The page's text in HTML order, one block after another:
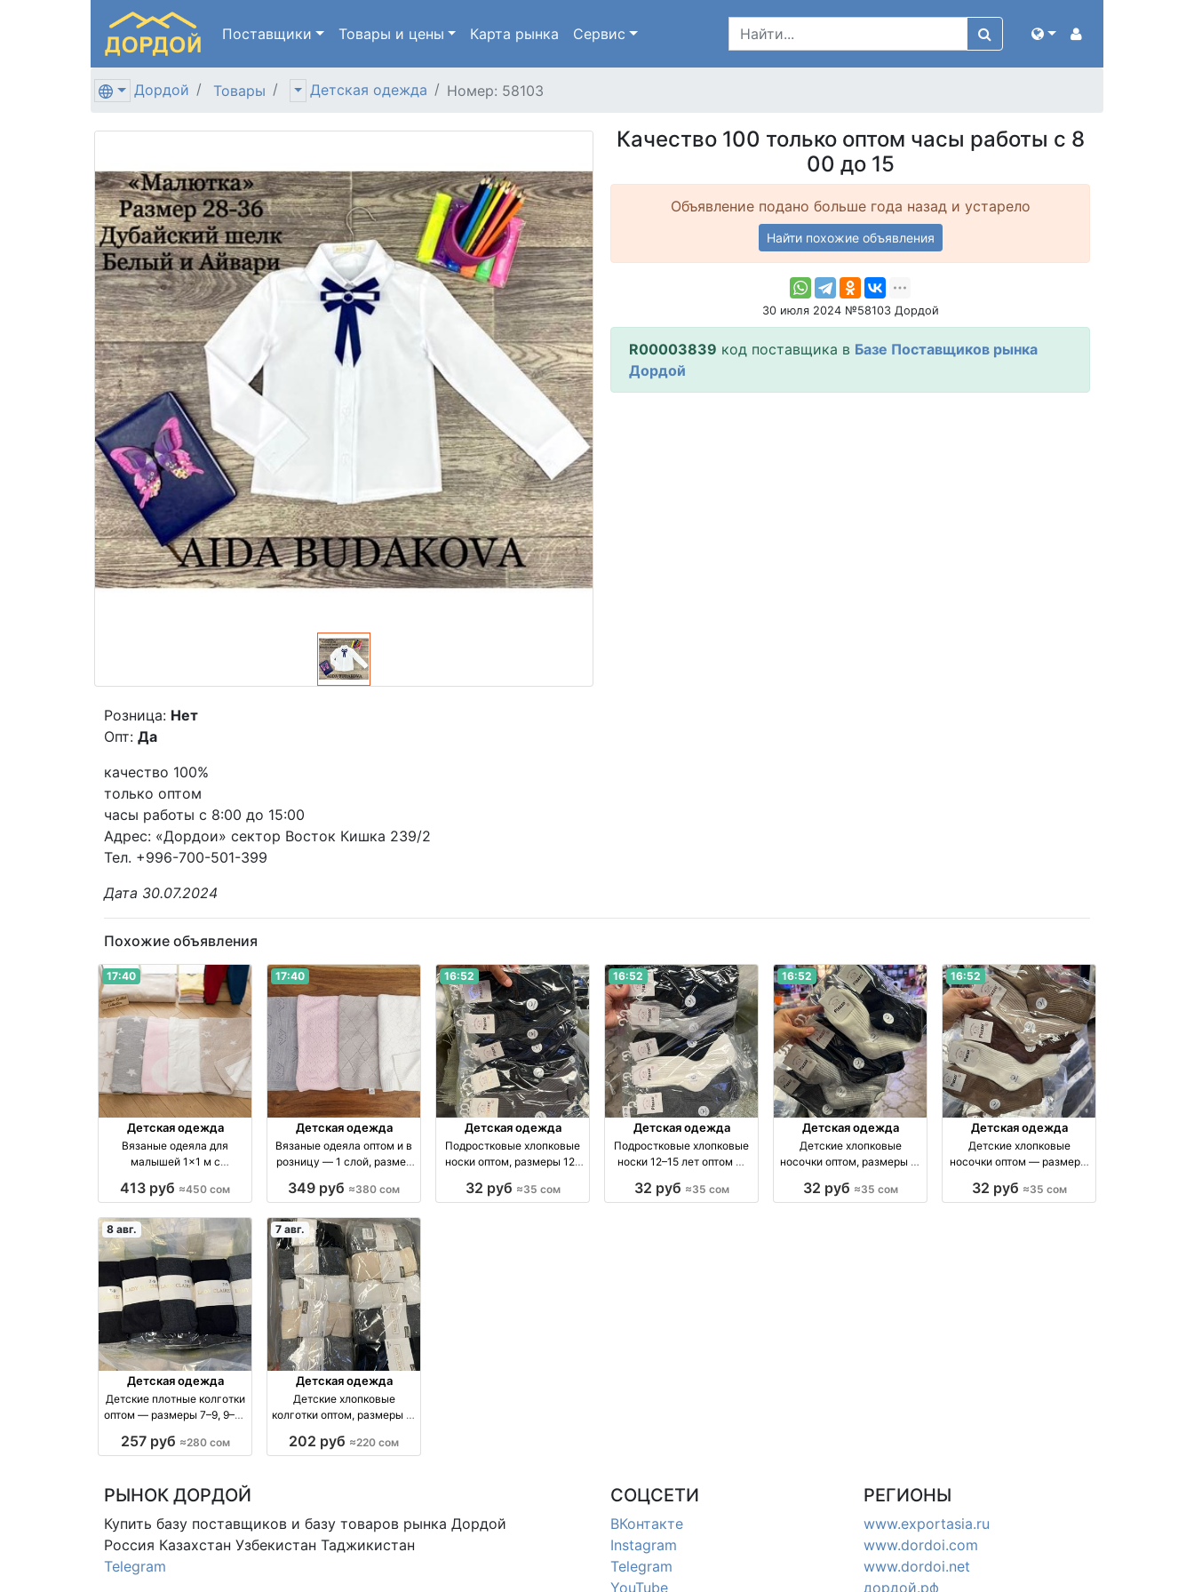
Поставщики Товары и цены Карта рынка Сервис
Дордой Товары Детская одежда Номер: 58103
Качество 100 только оптом часы работы с 8
00 до 15
Объявление подано больше года назад и устарело
Найти похожие объявления
30 июля 2024 №58103 Дордой
R00003839 код поставщика в Базе Поставщиков рынка
Дордой
Розница: Нет
Опт: Да
качество 100%
только оптом
часы работы с 8:00 до 15:00
Адрес: «Дордои» сектор Восток Кишка 239/2
Тел. +996-700-501-399
Дата 30.07.2024
Похожие объявления
17:40
Детская одежда
Вязаные одеяла для
малышей 1×1 м с
оптом и в розницу оптом
413 руб ≈450 сом
17:40
Детская одежда
Вязаные одеяла оптом и в
розницу — 1 слой, размер
349 руб ≈380 сом
16:52
Детская одежда
Подростковые хлопковые
носки оптом, размеры 12–
оптом производство
32 руб ≈35 сом
16:52
Детская одежда
Подростковые хлопковые
носки 12–15 лет оптом —
производство Россия
32 руб ≈35 сом
16:52
Детская одежда
Детские хлопковые
носочки оптом, размеры 1–
оптом производство
32 руб ≈35 сом
16:52
Детская одежда
Детские хлопковые
носочки оптом — размеры
оптом производство
32 руб ≈35 сом
8 авг.
Детская одежда
Детские плотные колготки
оптом — размеры 7–9, 9–11,
Россия
257 руб ≈280 сом
7 авг.
Детская одежда
Детские хлопковые
колготки оптом, размеры 1–
оптом производство
202 руб ≈220 сом
РЫНОК ДОРДОЙ
Купить базу поставщиков и базу товаров рынка Дордой
Россия Казахстан Узбекистан Таджикистан
Telegram
СОЦСЕТИ
ВКонтакте
Instagram
Telegram
YouTube
РЕГИОНЫ
www.exportasia.ru
www.dordoi.com
www.dordoi.net
дордой.рф